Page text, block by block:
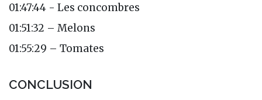
01:47:44 - Les concombres
01:51:32 – Melons
01:55:29 – Tomates
CONCLUSION